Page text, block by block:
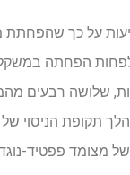
שלושה רבעים
מצומד פפטיד-